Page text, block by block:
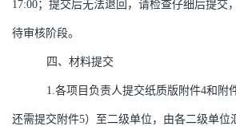
17:00；提交后无法退回，请检查仔细后提交
待审核阶段。
四、材料提交
1.各项目负责人提交纸质版附件4和附
还需提交附件5）至二级单位，由各二级单位